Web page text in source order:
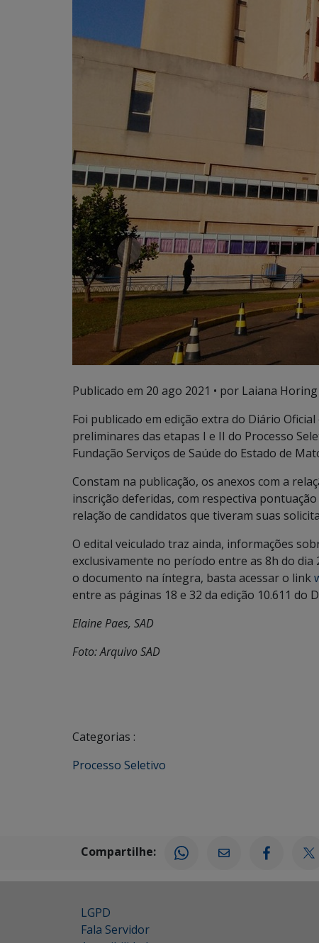
Publicado em 20 ago 2021 • por Laiana
Foi publicado em edição extra do Diário
preliminares das etapas I e II do Processo
Fundação Serviços de Saúde do Estado de
Constam na publicação, os anexos com a
inscrição deferidas, com respectiva
relação de candidatos que tiveram suas
O edital veiculado traz ainda, informações
exclusivamente no período entre as 8h do dia
o documento na íntegra, basta acessar o link
entre as páginas 18 e 32 da edição 10.611 do
Elaine Paes, SAD
Foto: Arquivo SAD
Categorias :
Processo Seletivo
Compartilhe:
LGPD
Fala Servidor